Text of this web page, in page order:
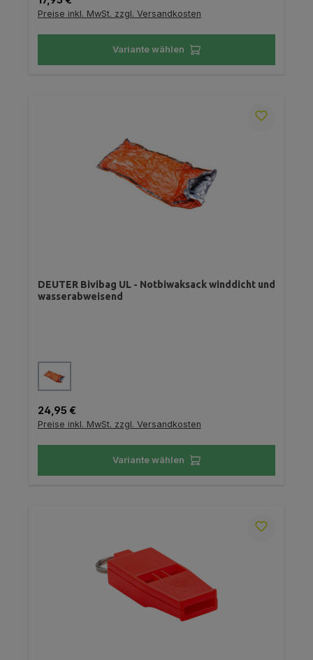
Preise inkl. MwSt. zzgl. Versandkosten
Variante wählen
DEUTER Bivibag UL - Notbiwaksack winddicht und
wasserabweisend
Farbe
Regulärer Preis:
24,95 €
Preise inkl. MwSt. zzgl. Versandkosten
Variante wählen